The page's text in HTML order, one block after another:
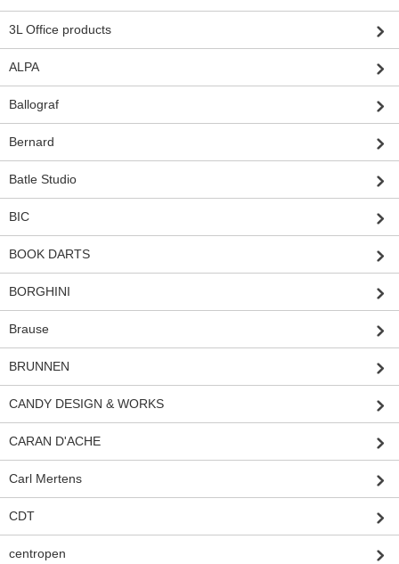
3L Office products
ALPA
Ballograf
Bernard
Batle Studio
BIC
BOOK DARTS
BORGHINI
Brause
BRUNNEN
CANDY DESIGN & WORKS
CARAN D'ACHE
Carl Mertens
CDT
centropen